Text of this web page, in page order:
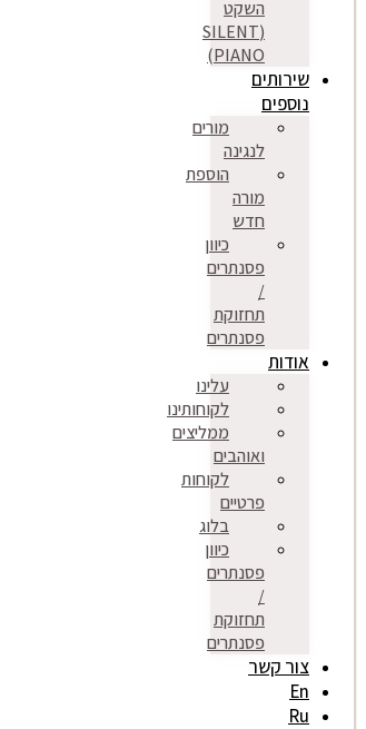
השקט
(SILENT
PIANO)
שירותים
נוספים
מורים
לנגינה
הוספת
מורה
חדש
כיוון
פסנתרים
/
תחזוקת
פסנתרים
אודות
עלינו
לקוחותינו
ממליצים
ואוהבים
לקוחות
פרטיים
בלוג
כיוון
פסנתרים
/
תחזוקת
פסנתרים
צור קשר
En
Ru